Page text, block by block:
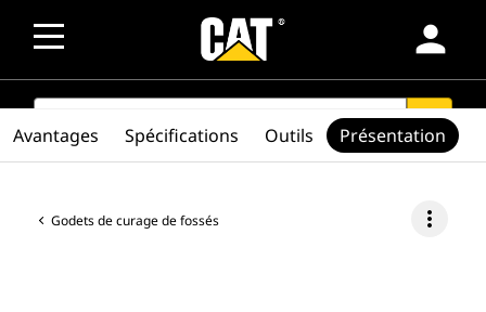
person
SEARCH search
Godets de curage de fossés more_vert
Avantages Spécifications Outils Présentation